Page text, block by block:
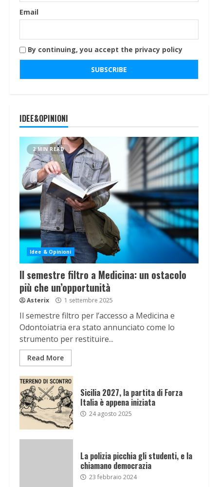
Email
By continuing, you accept the privacy policy
IDEE&OPINIONI
2 MIN READ
Idee & Opinioni
Il semestre filtro a Medicina: un ostacolo
più che un’opportunità
Asterix 1 settembre 2025
Il semestre filtro per l’accesso a Medicina e
Odontoiatria era stato annunciato come lo
strumento per restituire...
Read More
Sicilia 2027, la partita di Forza
Italia è appena iniziata
24 agosto 2025
La polizia picchia gli studenti, e la
chiamano democrazia
23 febbraio 2024